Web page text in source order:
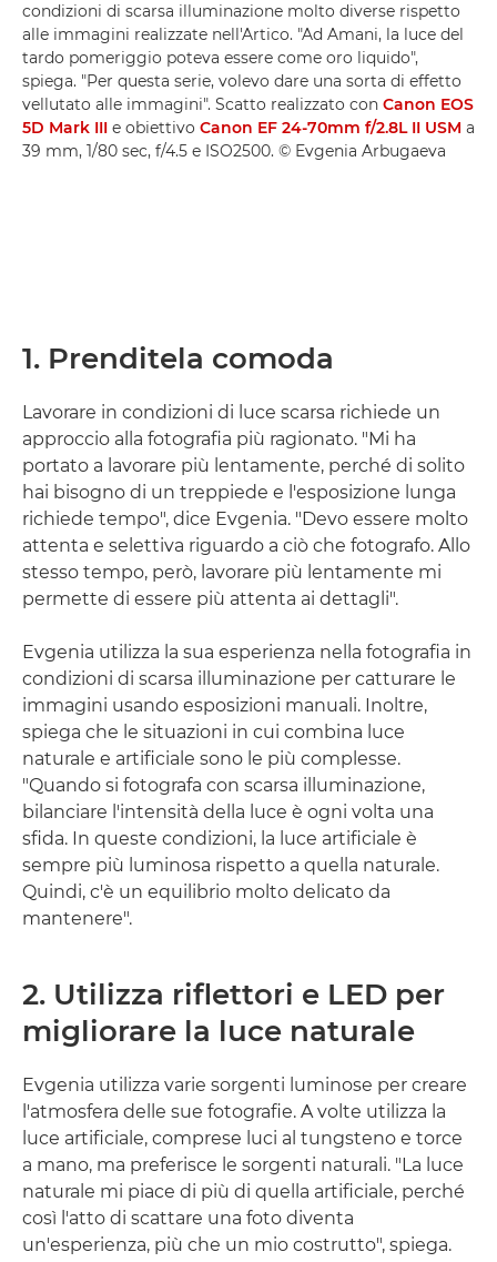
condizioni di scarsa illuminazione molto diverse rispetto
alle immagini realizzate nell'Artico. "Ad Amani, la luce del
tardo pomeriggio poteva essere come oro liquido",
spiega. "Per questa serie, volevo dare una sorta di effetto
vellutato alle immagini". Scatto realizzato con Canon EOS
5D Mark III e obiettivo Canon EF 24-70mm f/2.8L II USM a
39 mm, 1/80 sec, f/4.5 e ISO2500. © Evgenia Arbugaeva
1. Prenditela comoda
Lavorare in condizioni di luce scarsa richiede un
approccio alla fotografia più ragionato. "Mi ha
portato a lavorare più lentamente, perché di solito
hai bisogno di un treppiede e l'esposizione lunga
richiede tempo", dice Evgenia. "Devo essere molto
attenta e selettiva riguardo a ciò che fotografo. Allo
stesso tempo, però, lavorare più lentamente mi
permette di essere più attenta ai dettagli".
Evgenia utilizza la sua esperienza nella fotografia in
condizioni di scarsa illuminazione per catturare le
immagini usando esposizioni manuali. Inoltre,
spiega che le situazioni in cui combina luce
naturale e artificiale sono le più complesse.
"Quando si fotografa con scarsa illuminazione,
bilanciare l'intensità della luce è ogni volta una
sfida. In queste condizioni, la luce artificiale è
sempre più luminosa rispetto a quella naturale.
Quindi, c'è un equilibrio molto delicato da
mantenere".
2. Utilizza riflettori e LED per
migliorare la luce naturale
Evgenia utilizza varie sorgenti luminose per creare
l'atmosfera delle sue fotografie. A volte utilizza la
luce artificiale, comprese luci al tungsteno e torce
a mano, ma preferisce le sorgenti naturali. "La luce
naturale mi piace di più di quella artificiale, perché
così l'atto di scattare una foto diventa
un'esperienza, più che un mio costrutto", spiega.